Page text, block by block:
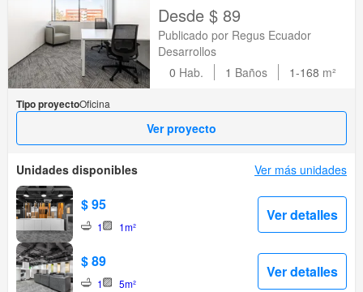
Desde $ 89
Publicado por Regus Ecuador
Desarrollos
0 Hab. 1 Baños 1-168 m²
Tipo proyectoOficina
Ver proyecto
Unidades disponibles Ver más unidades
$ 95
1 1m²
Ver detalles
$ 89
1 5m²
Ver detalles